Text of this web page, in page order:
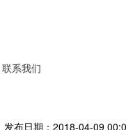
联系我们
发布日期：2018-04-09